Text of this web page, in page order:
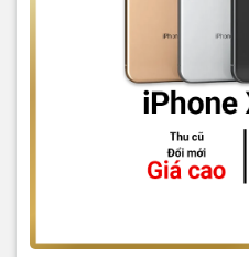
Trên đây là công thức giá thu
tính, tình trạng cụ thể Quý
để định giá. ( Nếu máy đúng
Quy trình Thu Cũ Đổi Mới iPhone
Test máy & báo giá minh